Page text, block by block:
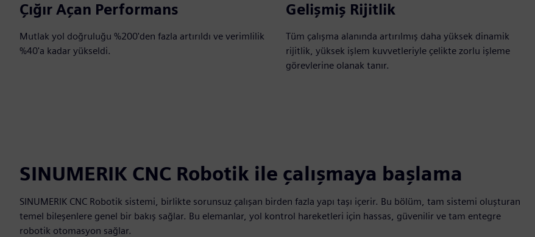
Çığır Açan Performans
Mutlak yol doğruluğu %200'den fazla artırıldı ve verimlilik
%40'a kadar yükseldi.
Gelişmiş Rijitlik
Tüm çalışma alanında artırılmış daha yüksek dinamik
rijitlik, yüksek işlem kuvvetleriyle çelikte zorlu işleme
görevlerine olanak tanır.
SINUMERIK CNC Robotik ile çalışmaya başlama
SINUMERIK CNC Robotik sistemi, birlikte sorunsuz çalışan birden fazla yapı taşı içerir. Bu bölüm, tam sistemi oluşturan
temel bileşenlere genel bir bakış sağlar. Bu elemanlar, yol kontrol hareketleri için hassas, güvenilir ve tam entegre
robotik otomasyon sağlar.